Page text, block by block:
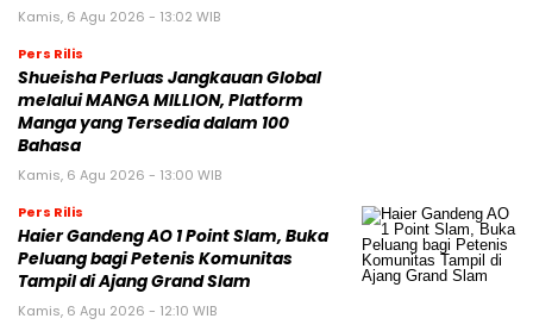
Kamis, 6 Agu 2026 - 13:02 WIB
Pers Rilis
Shueisha Perluas Jangkauan Global
melalui MANGA MILLION, Platform
Manga yang Tersedia dalam 100
Bahasa
Kamis, 6 Agu 2026 - 13:00 WIB
Pers Rilis
Haier Gandeng AO 1 Point Slam, Buka
Peluang bagi Petenis Komunitas
Tampil di Ajang Grand Slam
Kamis, 6 Agu 2026 - 12:10 WIB